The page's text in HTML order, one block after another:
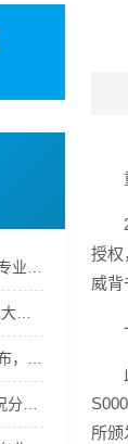
授权
威背
所